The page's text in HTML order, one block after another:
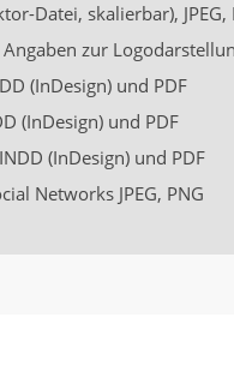
Datei, skalierbar), JPEG,
zur
(InDesign) und PDF
(InDesign) und PDF
(InDesign) und PDF
Networks JPEG, PNG